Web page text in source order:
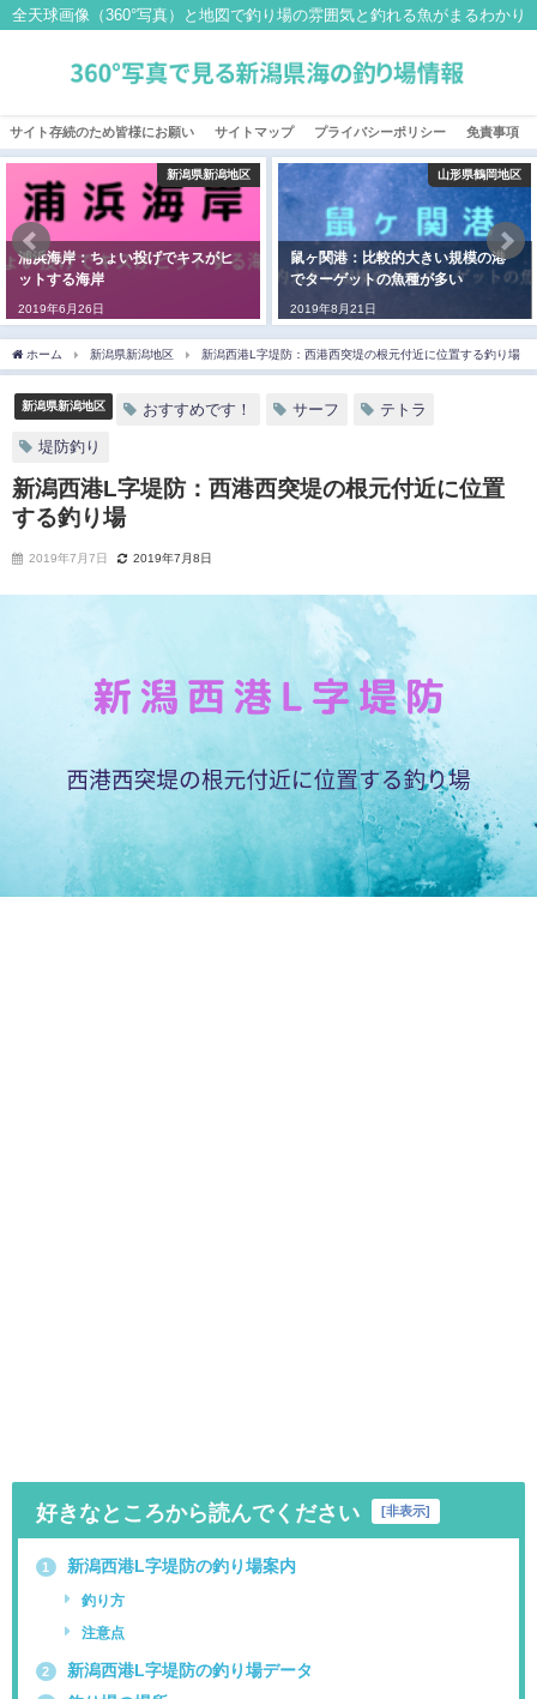
全天球画像（360°写真）と地図で釣り場の雰囲気と釣れる魚がまるわかり
サイト存続のため皆様にお願い サイトマップ プライバシーポリシー 免責事項
新潟県新潟地区
浦浜海岸：ちょい投げでキスがヒ
ットする海岸
2019年6月26日
山形県鶴岡地区
鼠ヶ関港：比較的大きい規模の港
でターゲットの魚種が多い
2019年8月21日
ホーム 新潟県新潟地区 新潟西港L字堤防：西港西突堤の根元付近に位置する釣り場
新潟県新潟地区 おすすめです！ サーフ テトラ
堤防釣り
新潟西港L字堤防：西港西突堤の根元付近に位置
する釣り場
2019年7月7日 2019年7月8日
好きなところから読んでください [非表示]
1 新潟西港L字堤防の釣り場案内
釣り方
注意点
2 新潟西港L字堤防の釣り場データ